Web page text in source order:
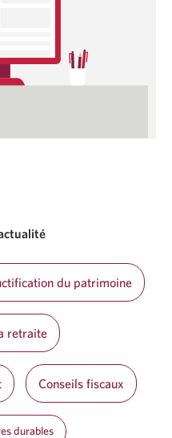
du patrimoine
retraite
Conseils fiscaux
durables